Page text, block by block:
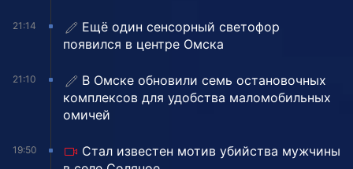
21:14
Ещё один сенсорный светофор
появился в центре Омска
21:10
В Омске обновили семь остановочных
комплексов для удобства маломобильных
омичей
19:50
Стал известен мотив убийства мужчины